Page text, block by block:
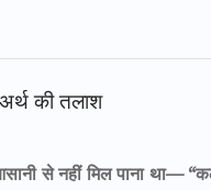
की तलाश
से नहीं मिल पाना था—